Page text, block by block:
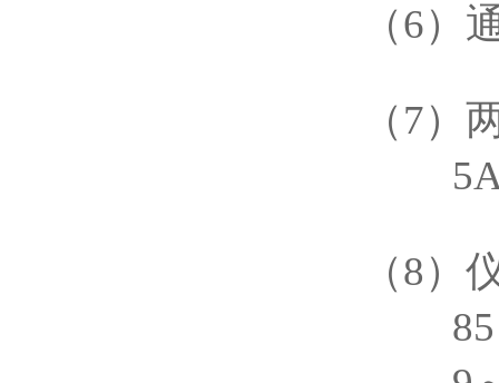
（6）
（7）
5A
（8）
85～